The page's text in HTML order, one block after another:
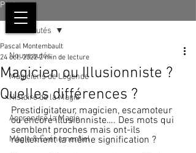
Post
Nouveautés
Magiciens de Légende
Histoire de la Magie
Apprendre la Magie
Magie & Événementiel
Nouveautés
Magicien ou Illusionniste ?
Quelles différences ?
Pascal Montembault
24 oct. 2022 2 min de lecture
Prestidigitateur, magicien, escamoteur
ou encore illusionniste…. Des mots qui
semblent proches mais ont-ils
réellement la même signification ?